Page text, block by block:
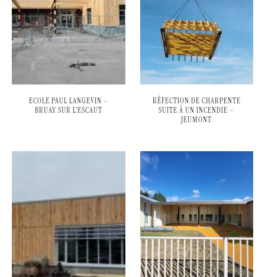
ECOLE PAUL LANGEVIN –
BRUAY SUR L’ESCAUT
RÉFECTION DE CHARPENTE
SUITE À UN INCENDIE –
JEUMONT